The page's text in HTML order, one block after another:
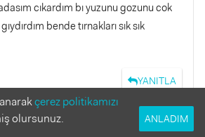
cıkardım bı yuzunu gozunu cok
bende tırnakları sık sık
YANITLA
çerez politikamızı
olursunuz.
ANLADIM